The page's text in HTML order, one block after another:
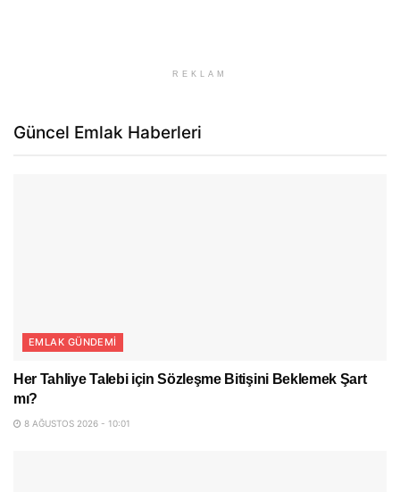
REKLAM
Güncel Emlak Haberleri
EMLAK GÜNDEMI
Her Tahliye Talebi için Sözleşme Bitişini Beklemek Şart
mı?
8 AĞUSTOS 2026 - 10:01